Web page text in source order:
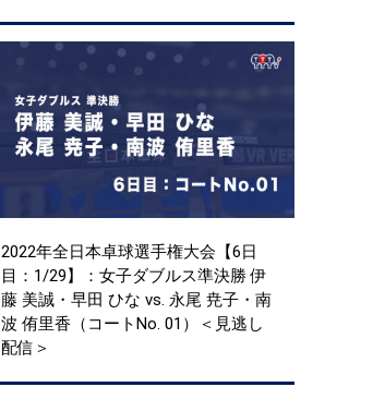
2022年全日本卓球選手権大会【6日
目：1/29】：女子ダブルス準決勝 伊
藤 美誠・早田 ひな vs. 永尾 尭子・南
波 侑里香（コートNo. 01）＜見逃し
配信＞